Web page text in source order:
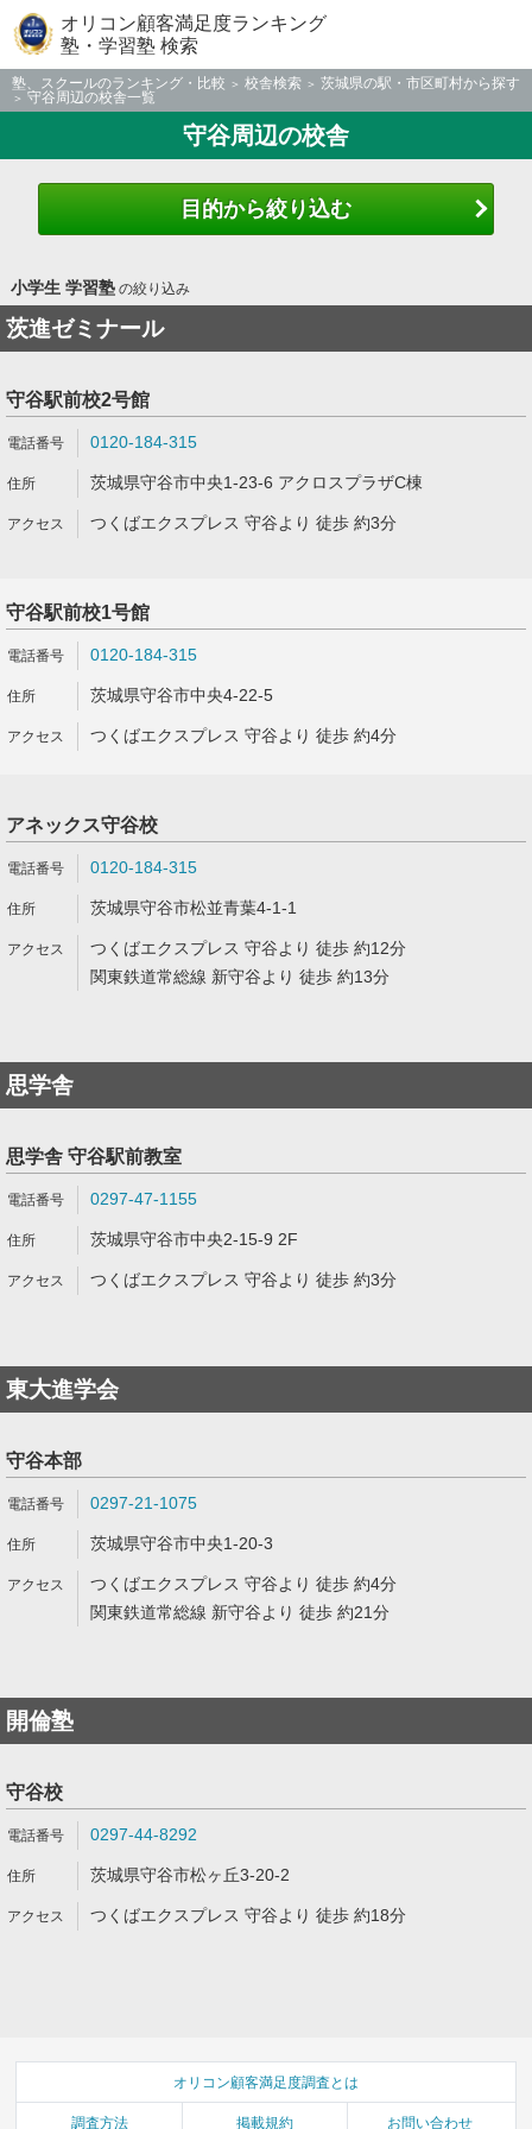
オリコン顧客満足度ランキング
塾・学習塾 検索
塾、スクールのランキング・比較 校舎検索
茨城県の駅・市区町村から探す
守谷周辺の校舎一覧
守谷周辺の校舎
目的から絞り込む
小学生 学習塾の絞り込み
茨進ゼミナール
守谷駅前校2号館
0120-184-315
茨城県守谷市中央1-23-6 アクロスプラザC棟
つくばエクスプレス 守谷より 徒歩 約3分
守谷駅前校1号館
0120-184-315
茨城県守谷市中央4-22-5
つくばエクスプレス 守谷より 徒歩 約4分
アネックス守谷校
0120-184-315
茨城県守谷市松並青葉4-1-1
つくばエクスプレス 守谷より 徒歩 約12分
関東鉄道常総線 新守谷より 徒歩 約13分
思学舎
思学舎 守谷駅前教室
0297-47-1155
茨城県守谷市中央2-15-9 2F
つくばエクスプレス 守谷より 徒歩 約3分
東大進学会
守谷本部
0297-21-1075
茨城県守谷市中央1-20-3
つくばエクスプレス 守谷より 徒歩 約4分
関東鉄道常総線 新守谷より 徒歩 約21分
開倫塾
守谷校
0297-44-8292
茨城県守谷市松ヶ丘3-20-2
つくばエクスプレス 守谷より 徒歩 約18分
オリコン顧客満足度調査とは
調査方法 掲載規約 お問い合わせ